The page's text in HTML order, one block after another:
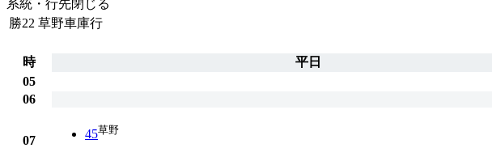
系統・行先閉じる
勝22 草野車庫行
時
平日
05
06
07 45草野